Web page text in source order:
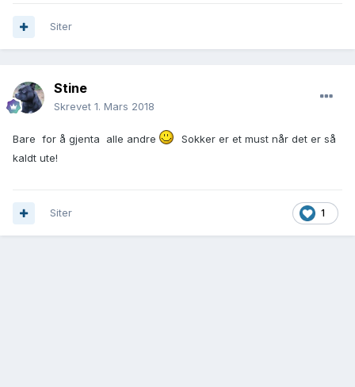
Siter
Stine
Skrevet 1. Mars 2018
Bare for å gjenta alle andre
Sokker er et must når det er så
kaldt ute!
1
Siter